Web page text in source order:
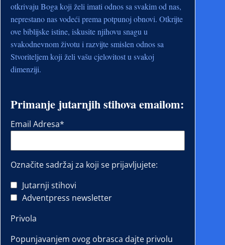
otkrivaju Boga koji želi imati odnos sa svakim od nas,
neprestano nas vodeći prema potpunoj obnovi. Otkrijte
ove biblijske istine, iskusite njihovu snagu u
svakodnevnom životu i razvijte smislen odnos sa
Stvoriteljem koji želi vašu cjelovitost u svakoj
dimenziji.
Primanje jutarnjih stihova emailom:
Email Adresa*
Označite sadržaj za koji se prijavljujete:
Jutarnji stihovi
Adventpress newsletter
Privola
Popunjavanjem ovog obrasca dajte privolu